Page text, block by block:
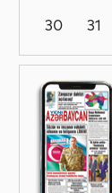
Maraqlı
Analitik
30
31